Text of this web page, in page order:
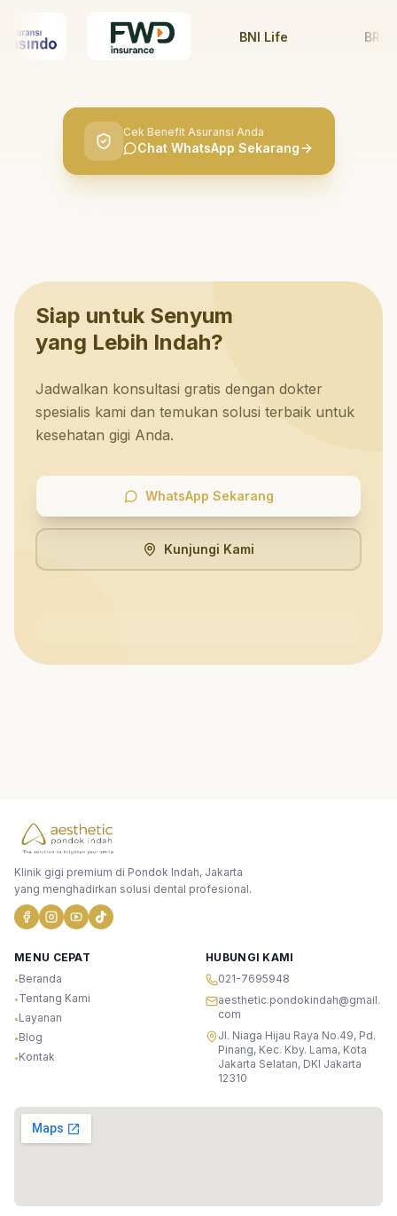
BNI Life BRI Life
Cek Benefit Asuransi Anda
Chat WhatsApp Sekarang
Siap untuk Senyum
yang Lebih Indah?
Jadwalkan konsultasi gratis dengan dokter
spesialis kami dan temukan solusi terbaik untuk
kesehatan gigi Anda.
WhatsApp Sekarang
Kunjungi Kami
Klinik gigi premium di Pondok Indah, Jakarta
yang menghadirkan solusi dental profesional.
MENU CEPAT
•Beranda
•Tentang Kami
•Layanan
•Blog
•Kontak
HUBUNGI KAMI
021-7695948
aesthetic.pondokindah@gmail.
com
Jl. Niaga Hijau Raya No.49, Pd.
Pinang, Kec. Kby. Lama, Kota
Jakarta Selatan, DKI Jakarta
12310